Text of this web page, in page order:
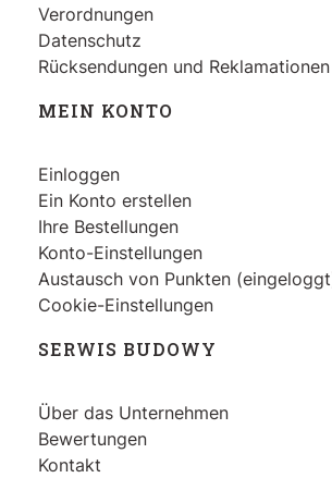
Verordnungen
Datenschutz
Rücksendungen und Reklamationen
MEIN KONTO
Einloggen
Ein Konto erstellen
Ihre Bestellungen
Konto-Einstellungen
Austausch von Punkten
Cookie-Einstellungen
SERWIS BUDOWY
Über das Unternehmen
Bewertungen
Kontakt